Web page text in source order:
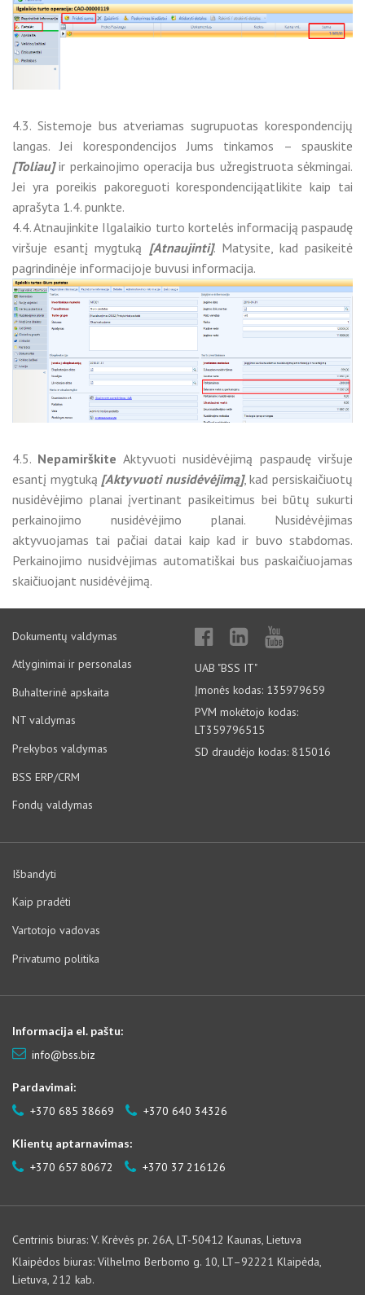
4.3. Sistemoje bus atveriamas sugrupuotas korespondencijų
langas. Jei korespondencijos Jums tinkamos – spauskite
[Toliau]ir perkainojimo operacija bus užregistruota sėkmingai.
Jei yra poreikis pakoreguoti korespondencijąatlikite kaip tai
aprašyta 1.4. punkte.
4.4. Atnaujinkite Ilgalaikio turto kortelės informaciją paspaudę
viršuje esantį mygtuką [Atnaujinti]. Matysite, kad pasikeitė
pagrindinėje informacijoje buvusi informacija.
4.5. Nepamirškite Aktyvuoti nusidėvėjimą paspaudę viršuje
esantį mygtuką [Aktyvuoti nusidėvėjimą], kad persiskaičiuotų
nusidėvėjimo planai įvertinant pasikeitimus bei būtų sukurti
perkainojimo nusidėvėjimo planai. Nusidėvėjimas
aktyvuojamas tai pačiai datai kaip kad ir buvo stabdomas.
Perkainojimo nusidvėjimas automatiškai bus paskaičiuojamas
skaičiuojant nusidėvėjimą.
Dokumentų valdymas
Atlyginimai ir personalas
Buhalterinė apskaita
NT valdymas
Prekybos valdymas
BSS ERP/CRM
Fondų valdymas
UAB "BSS IT"
Įmonės kodas: 135979659
PVM mokėtojo kodas:
LT359796515
SD draudėjo kodas: 815016
Išbandyti
Kaip pradėti
Vartotojo vadovas
Privatumo politika
Informacija el. paštu:
info@bss.biz
Pardavimai:
+370 685 38669 +370 640 34326
Klientų aptarnavimas:
+370 657 80672 +370 37 216126
Centrinis biuras: V. Krėvės pr. 26A, LT-50412 Kaunas, Lietuva
Klaipėdos biuras: Vilhelmo Berbomo g. 10, LT–92221 Klaipėda,
Lietuva, 212 kab.